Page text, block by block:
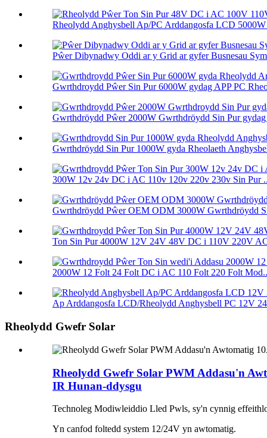
Rheolydd Anghysbell Ap/PC Arddangosfa LCD
Pŵer Dibynadwy Oddi ar y Grid ar gyfer Busnesau
Gwrthdroydd Pŵer Sin Pur 6000W gydag APP PC
Gwrthdröydd Pŵer 2000W Gwrthdröydd Sin Pur
Gwrthdröydd Sin Pur 1000W gyda Rheolaeth
300W 12v 24v DC i AC 110v 120v 220v 230v Sin Pur
Gwrthdröydd Pŵer OEM ODM 3000W Gwrthdröydd
Ton Sin Pur 4000W 12V 24V 48V DC i 110V 220V
2000W 12 Folt 24 Folt DC i AC 110 Folt 220 Folt
Ap Arddangosfa LCD/Rheolydd Anghysbell PC 12V
Rheolydd Gwefr Solar
Rheolydd Gwefr Solar PWM Addasu'n
IR Hunan-ddysgu
Technoleg Modiwleiddio Lled Pwls, sy'n cynnig
Yn canfod foltedd system 12/24V yn awtomatig.